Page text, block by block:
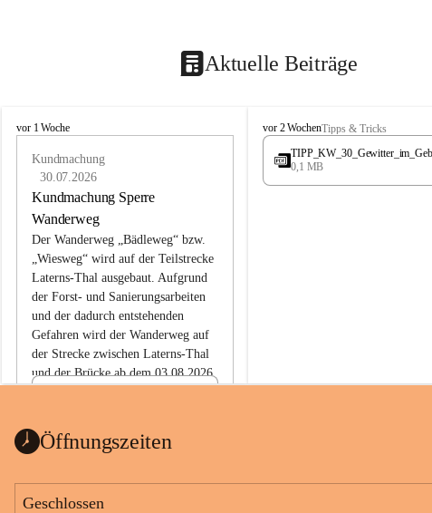
Aktuelle Beiträge
L
vor 1 Woche
Kundmachung
30.07.2026
Kundmachung Sperre
Wanderweg
Der Wanderweg „Bädleweg“ bzw.
„Wiesweg“ wird auf der Teilstrecke
Laterns-Thal ausgebaut. Aufgrund
der Forst- und Sanierungsarbeiten
und der dadurch entstehenden
Gefahren wird der Wanderweg auf
der Strecke zwischen Laterns-Thal
und der Brücke ab dem 03.08.2026
ht
1 Seite•0,1 MB
L
a
e
vor 2 WochenTipps & Tricks
0,1 MB
Öffnungszeiten
Geschlossen